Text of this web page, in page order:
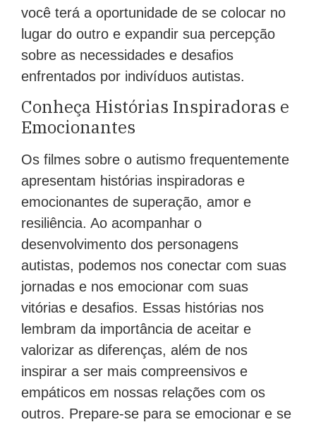
você terá a oportunidade de se colocar no
lugar do outro e expandir sua percepção
sobre as necessidades e desafios
enfrentados por indivíduos autistas.
Conheça Histórias Inspiradoras e
Emocionantes
Os filmes sobre o autismo frequentemente
apresentam histórias inspiradoras e
emocionantes de superação, amor e
resiliência. Ao acompanhar o
desenvolvimento dos personagens
autistas, podemos nos conectar com suas
jornadas e nos emocionar com suas
vitórias e desafios. Essas histórias nos
lembram da importância de aceitar e
valorizar as diferenças, além de nos
inspirar a ser mais compreensivos e
empáticos em nossas relações com os
outros. Prepare-se para se emocionar e se